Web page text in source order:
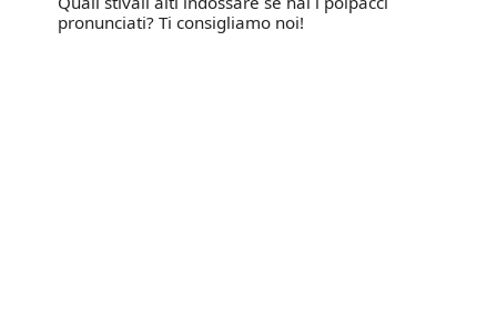
pronunciati? Ti consigliamo noi!